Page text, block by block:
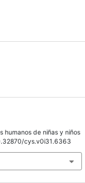
humanos de niñas y niños
cys.v0i31.6363